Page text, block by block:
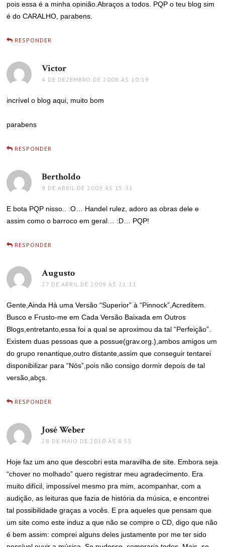
pois essa é a minha opinião.Abraços a todos. PQP o teu blog sim
é do CARALHO, parabens.
RESPONDER
Victor
4 DE DEZEMBRO DE 2008 ÀS 10:19
incrível o blog aqui, muito bom
parabens
RESPONDER
Bertholdo
9 DE ABRIL DE 2009 ÀS 15:31
E bota PQP nisso.. :O… Handel rulez, adoro as obras dele e
assim como o barroco em geral… :D… PQP!
RESPONDER
Augusto
27 DE ABRIL DE 2009 ÀS 21:11
Gente,Ainda Há uma Versão “Superior” à “Pinnock”,Acreditem.
Busco e Frusto-me em Cada Versão Baixada em Outros
Blogs,entretanto,essa foi a qual se aproximou da tal “Perfeição”.
Existem duas pessoas que a possue(grav.org.),ambos amigos um
do grupo renantique,outro distante,assim que conseguir tentarei
disponibilizar para “Nós”,pois não consigo dormir depois de tal
versão,abçs.
RESPONDER
José Weber
28 DE MAIO DE 2010 ÀS 8:55
Hoje faz um ano que descobri esta maravilha de site. Embora seja
“chover no molhado” quero registrar meu agradecimento. Era
muito difícil, impossível mesmo pra mim, acompanhar, com a
audição, as leituras que fazia de história da música, e encontrei
tal possibilidade graças a vocês. E pra aqueles que pensam que
um site como este induz a que não se compre o CD, digo que não
é bem assim: comprei alguns deles justamente por me ter sido